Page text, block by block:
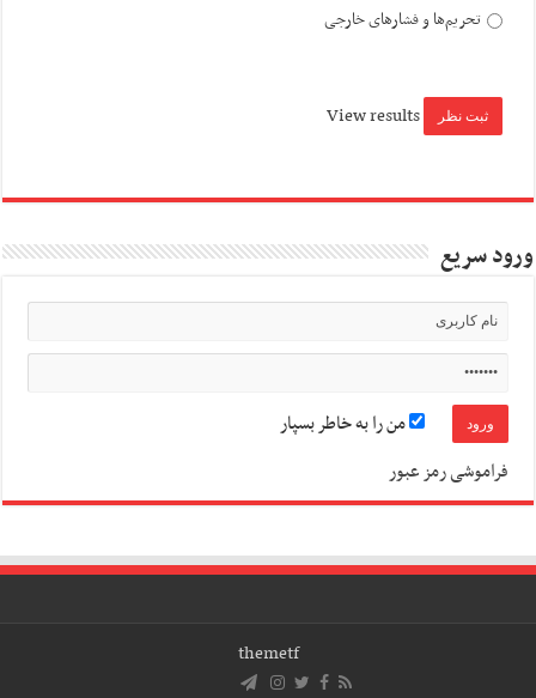
تحریم‌ها و فشارهای خارجی
View results
ورود سریع
من را به خاطر بسپار
فراموشی رمز عبور
themetf